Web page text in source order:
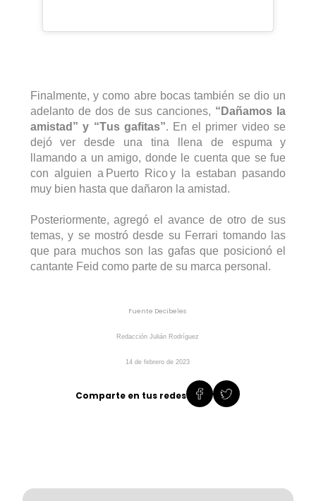
Finalmente, y como abre bocas también se dio un
adelanto de dos de sus canciones, “Dañamos la
amistad” y “Tus gafitas”. En el primer video se
dejó ver desde una tina llena de espuma y
llamando a un amigo, donde le cuenta que se fue
con alguien a Puerto Rico y la estaban pasando
muy bien hasta que dañaron la amistad.
Posteriormente, agregó el avance de otro de sus
temas, y se mostró desde su Ferrari tomando las
que para muchos son las gafas que posicionó el
cantante Feid como parte de su marca personal.
Fuente Decibeles
Redacción Julián Rodríguez
14 de febrero de 2023
Comparte en tus redes